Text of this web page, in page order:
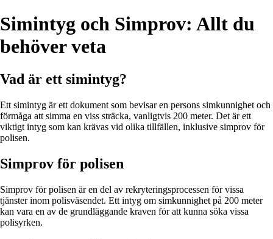
Simintyg och Simprov: Allt du
behöver veta
Vad är ett simintyg?
Ett simintyg är ett dokument som bevisar en persons simkunnighet och
förmåga att simma en viss sträcka, vanligtvis 200 meter. Det är ett
viktigt intyg som kan krävas vid olika tillfällen, inklusive simprov för
polisen.
Simprov för polisen
Simprov för polisen är en del av rekryteringsprocessen för vissa
tjänster inom polisväsendet. Ett intyg om simkunnighet på 200 meter
kan vara en av de grundläggande kraven för att kunna söka vissa
polisyrken.